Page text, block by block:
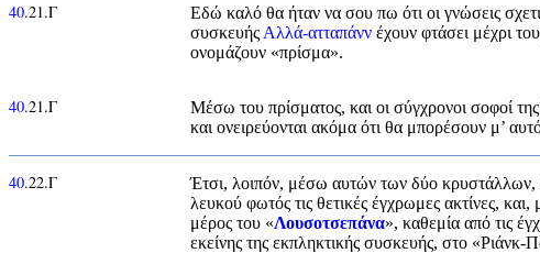
40.21.Γ
Εδώ καλό θα ήταν να σου πω ότι οι γνώσεις
συσκευής Αλλά-ατταπάνν έχουν φτάσει μέχρι
ονομάζουν «πρίσμα».
40.21.Γ
Μέσω του πρίσματος, και οι σύγχρονοι σοφοί
και ονειρεύονται ακόμα ότι θα μπορέσουν μ’
40.22.Γ
Έτσι, λοιπόν, μέσω αυτών των δύο κρυστάλλων,
λευκού φωτός τις θετικές έγχρωμες ακτίνες,
μέρος του «Λουσοτσεπάνα», καθεμία από τις
εκείνης της εκπληκτικής συσκευής, στο «Ριάνκ-